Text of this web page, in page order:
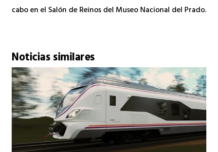
cabo en el Salón de Reinos del Museo Nacional del Prado.
Noticias similares